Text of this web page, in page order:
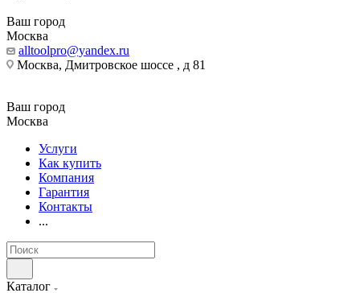
Ваш город
Москва
alltoolpro@yandex.ru
Москва, Дмитровское шоссе , д 81
Ваш город
Москва
Услуги
Как купить
Компания
Гарантия
Контакты
...
Каталог